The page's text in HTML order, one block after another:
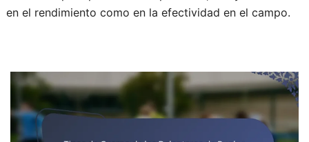
en el rendimiento como en la efectividad en el campo.